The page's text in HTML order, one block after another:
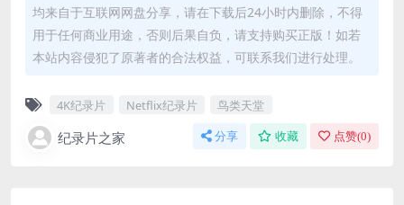
均来自于互联网网盘分享，请在下载后24小时内删除，不得
用于任何商业用途，否则后果自负，请支持购买正版！如若
本站内容侵犯了原著者的合法权益，可联系我们进行处理。
4K纪录片 Netflix纪录片 鸟类天堂
纪录片之家 分享 收藏 点赞(0)